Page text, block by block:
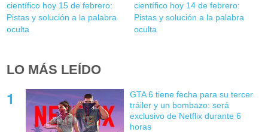
científico hoy 15 de febrero:
Pistas y solución a la palabra
oculta
científico hoy 14 de febrero:
Pistas y solución a la palabra
oculta
LO MÁS LEÍDO
GTA 6 tiene fecha para su tercer
tráiler y un bombazo: será
exclusivo de Netflix durante 6
horas